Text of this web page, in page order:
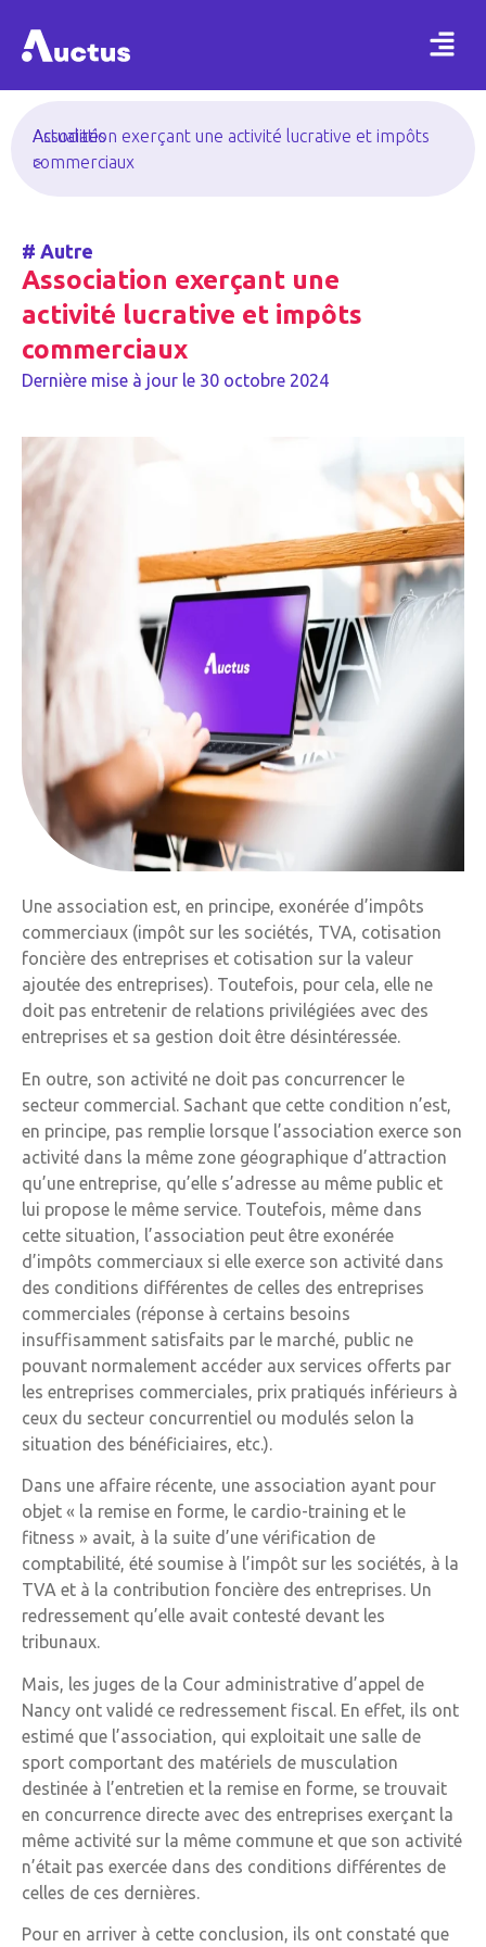
Actualités
>
Association exerçant une activité lucrative et impôts
commerciaux
# Autre
Association exerçant une
activité lucrative et impôts
commerciaux
Dernière mise à jour le 30 octobre 2024
Une association est, en principe, exonérée d’impôts
commerciaux (impôt sur les sociétés, TVA, cotisation
foncière des entreprises et cotisation sur la valeur
ajoutée des entreprises). Toutefois, pour cela, elle ne
doit pas entretenir de relations privilégiées avec des
entreprises et sa gestion doit être désintéressée.
En outre, son activité ne doit pas concurrencer le
secteur commercial. Sachant que cette condition n’est,
en principe, pas remplie lorsque l’association exerce son
activité dans la même zone géographique d’attraction
qu’une entreprise, qu’elle s’adresse au même public et
lui propose le même service. Toutefois, même dans
cette situation, l’association peut être exonérée
d’impôts commerciaux si elle exerce son activité dans
des conditions différentes de celles des entreprises
commerciales (réponse à certains besoins
insuffisamment satisfaits par le marché, public ne
pouvant normalement accéder aux services offerts par
les entreprises commerciales, prix pratiqués inférieurs à
ceux du secteur concurrentiel ou modulés selon la
situation des bénéficiaires, etc.).
Dans une affaire récente, une association ayant pour
objet « la remise en forme, le cardio-training et le
fitness » avait, à la suite d’une vérification de
comptabilité, été soumise à l’impôt sur les sociétés, à la
TVA et à la contribution foncière des entreprises. Un
redressement qu’elle avait contesté devant les
tribunaux.
Mais, les juges de la Cour administrative d’appel de
Nancy ont validé ce redressement fiscal. En effet, ils ont
estimé que l’association, qui exploitait une salle de
sport comportant des matériels de musculation
destinée à l’entretien et la remise en forme, se trouvait
en concurrence directe avec des entreprises exerçant la
même activité sur la même commune et que son activité
n’était pas exercée dans des conditions différentes de
celles de ces dernières.
Pour en arriver à cette conclusion, ils ont constaté que